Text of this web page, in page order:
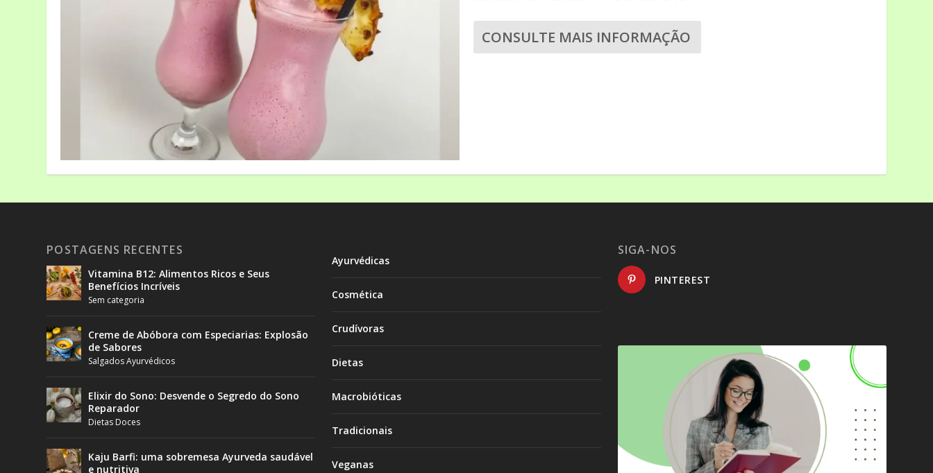
CONSULTE MAIS INFORMAÇÃO
POSTAGENS RECENTES
Vitamina B12: Alimentos Ricos e Seus
Benefícios Incríveis
Sem categoria
Creme de Abóbora com Especiarias: Explosão
de Sabores
Salgados Ayurvédicos
Elixir do Sono: Desvende o Segredo do Sono
Reparador
Dietas Doces
Kaju Barfi: uma sobremesa Ayurveda saudável
e nutritiva
Ayurvédicas
Cosmética
Crudívoras
Dietas
Macrobióticas
Tradicionais
Veganas
SIGA-NOS
PINTEREST